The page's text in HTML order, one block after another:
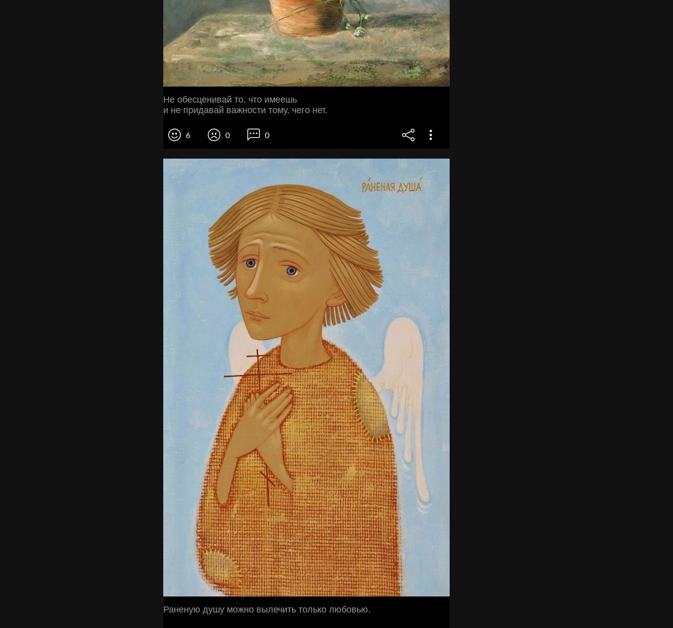
Не обесценивай то, что имеешь
и не придавай важности тому, чего нет.
6 0 0
Раненую душу можно вылечить только любовью.